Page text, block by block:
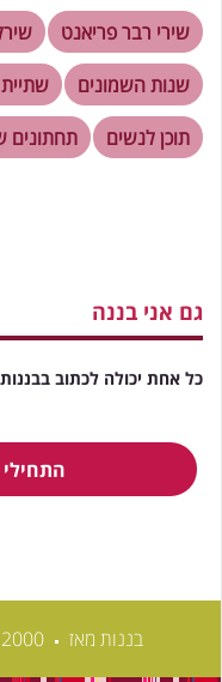
שירי רבר פריאנט
שנות השמונים
תוכן לנשים
תחתונים
גם אני בננה
כל אחת יכולה לכתוב בבננות
בננות מאז